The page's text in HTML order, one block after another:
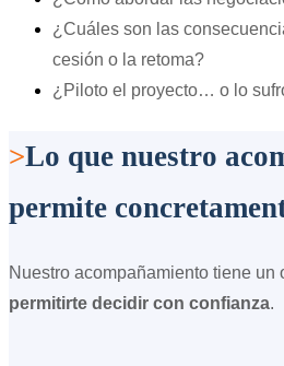
¿Cuáles son las
cesión o la retoma?
¿Piloto el proyecto… o lo
>Lo que nuestro
permite
Nuestro acompañamiento tiene un
permitirte decidir con confianza.